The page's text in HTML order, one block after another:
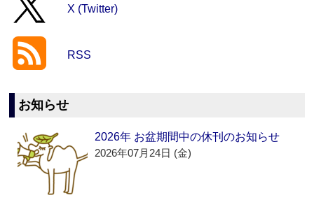
X (Twitter)
RSS
お知らせ
2026年 お盆期間中の休刊のお知らせ
2026年07月24日 (金)